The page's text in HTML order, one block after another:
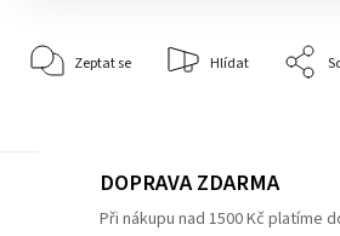
Zeptat se Hlídat
DOPRAVA ZDARMA
Při nákupu nad 1500 Kč platíme